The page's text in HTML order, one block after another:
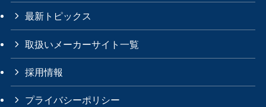
最新トピックス
取扱いメーカーサイト一覧
採用情報
プライバシーポリシー